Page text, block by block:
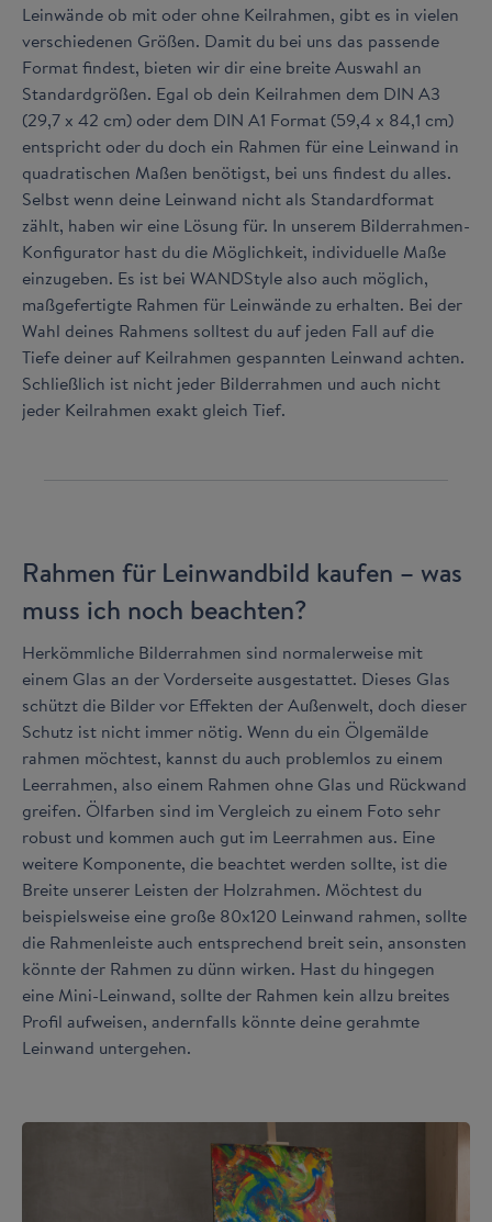
Leinwände ob mit oder ohne Keilrahmen, gibt es in vielen
verschiedenen Größen. Damit du bei uns das passende
Format findest, bieten wir dir eine breite Auswahl an
Standardgrößen. Egal ob dein Keilrahmen dem DIN A3
(29,7 x 42 cm) oder dem DIN A1 Format (59,4 x 84,1 cm)
entspricht oder du doch ein Rahmen für eine Leinwand in
quadratischen Maßen benötigst, bei uns findest du alles.
Selbst wenn deine Leinwand nicht als Standardformat
zählt, haben wir eine Lösung für. In unserem Bilderrahmen-
Konfigurator hast du die Möglichkeit, individuelle Maße
einzugeben. Es ist bei WANDStyle also auch möglich,
maßgefertigte Rahmen für Leinwände zu erhalten. Bei der
Wahl deines Rahmens solltest du auf jeden Fall auf die
Tiefe deiner auf Keilrahmen gespannten Leinwand achten.
Schließlich ist nicht jeder Bilderrahmen und auch nicht
jeder Keilrahmen exakt gleich Tief.
Rahmen für Leinwandbild kaufen – was
muss ich noch beachten?
Herkömmliche Bilderrahmen sind normalerweise mit
einem Glas an der Vorderseite ausgestattet. Dieses Glas
schützt die Bilder vor Effekten der Außenwelt, doch dieser
Schutz ist nicht immer nötig. Wenn du ein Ölgemälde
rahmen möchtest, kannst du auch problemlos zu einem
Leerrahmen, also einem Rahmen ohne Glas und Rückwand
greifen. Ölfarben sind im Vergleich zu einem Foto sehr
robust und kommen auch gut im Leerrahmen aus. Eine
weitere Komponente, die beachtet werden sollte, ist die
Breite unserer Leisten der Holzrahmen. Möchtest du
beispielsweise eine große 80x120 Leinwand rahmen, sollte
die Rahmenleiste auch entsprechend breit sein, ansonsten
könnte der Rahmen zu dünn wirken. Hast du hingegen
eine Mini-Leinwand, sollte der Rahmen kein allzu breites
Profil aufweisen, andernfalls könnte deine gerahmte
Leinwand untergehen.